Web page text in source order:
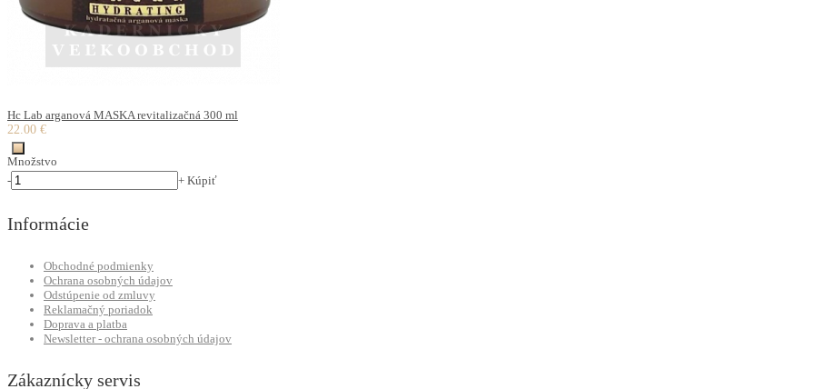
Hc Lab arganová MASKA revitalizačná 300 ml
22.00 €
Množstvo
-
+ Kúpiť
Informácie
Obchodné podmienky
Ochrana osobných údajov
Odstúpenie od zmluvy
Reklamačný poriadok
Doprava a platba
Newsletter - ochrana osobných údajov
Zákaznícky servis